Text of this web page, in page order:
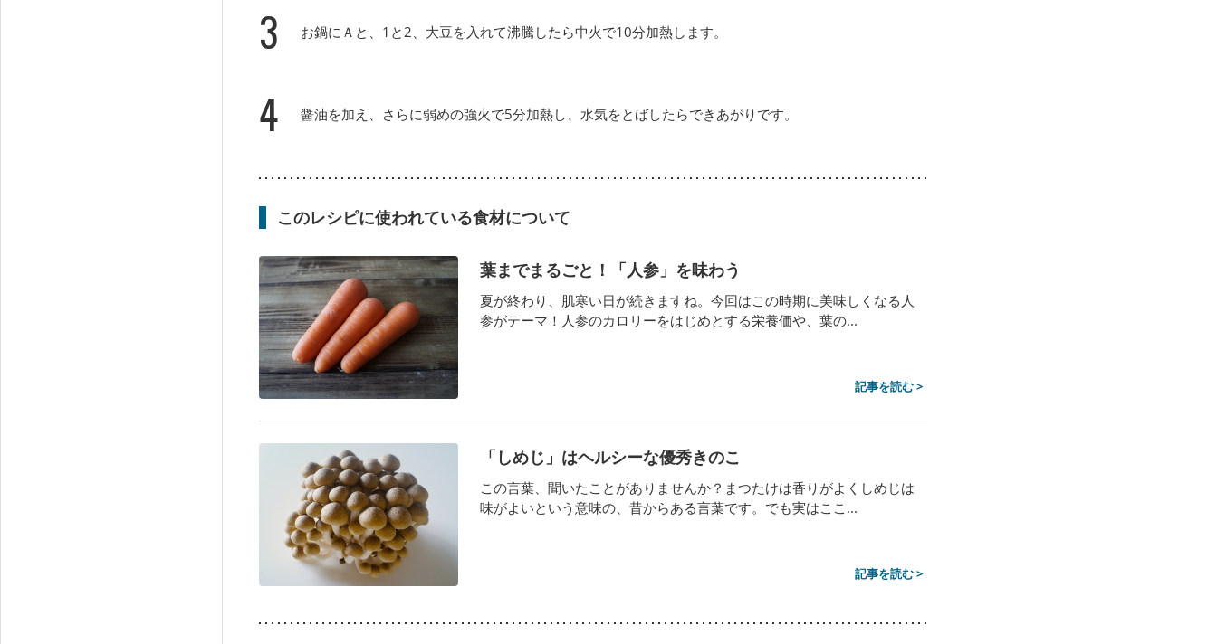
3 お鍋にＡと、1と2、大豆を入れて沸騰したら中火で10分加熱します。
4 醤油を加え、さらに弱めの強火で5分加熱し、水気をとばしたらできあがりです。
このレシピに使われている食材について
葉までまるごと！「人参」を味わう
夏が終わり、肌寒い日が続きますね。今回はこの時期に美味しくなる人
参がテーマ！人参のカロリーをはじめとする栄養価や、葉の...
記事を読む >
「しめじ」はヘルシーな優秀きのこ
この言葉、聞いたことがありませんか？まつたけは香りがよくしめじは
味がよいという意味の、昔からある言葉です。でも実はここ...
記事を読む >